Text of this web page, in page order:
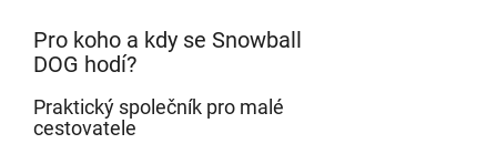
Pro koho a kdy se Snowball
DOG hodí?
Praktický společník pro malé
cestovatele